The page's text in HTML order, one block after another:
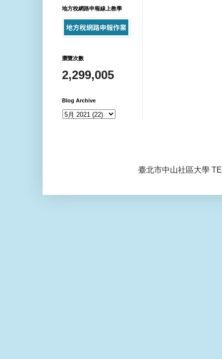
地方稅網路申報線上教學
瀏覽次數
2,299,005
Blog Archive
臺北市中山社區大學